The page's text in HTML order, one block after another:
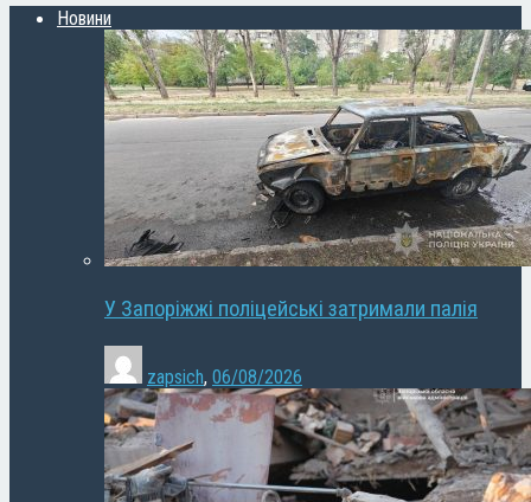
Новини
У Запоріжжі поліцейські затримали палія
zapsich, 06/08/2026